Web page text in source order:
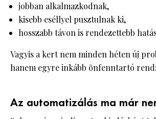
jobban alkalmazkodnak,
kisebb eséllyel pusztulnak ki,
hosszabb távon is rendezettebb
Vagyis a kert nem minden héten új
hanem egyre inkább önfenntartó
Az automatizálás ma már